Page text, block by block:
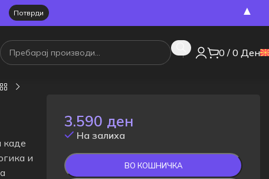
0 / 0 Ден
каде
и
3.590 ден
На залиха
ВО КОШНИЧКА
▲